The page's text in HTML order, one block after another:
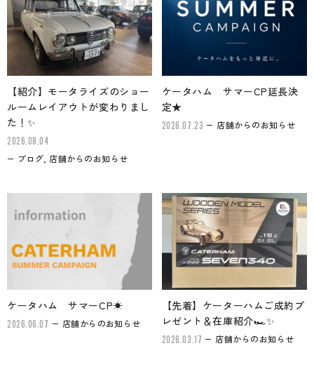
【紹介】モータライズのショー
ルームレイアウトが変わりまし
た！✨
2026.08.04
ブログ, 店舗からのお知らせ
ケータハム サマーCP延長決
定★
2026.07.23 店舗からのお知らせ
ケータハム サマーCP☀
2026.06.07 店舗からのお知らせ
【先着】ケーターハムご成約プ
レゼント＆在庫紹介🏎✨
2026.03.17 店舗からのお知らせ